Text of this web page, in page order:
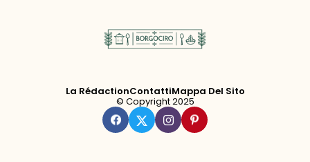
La RédactionContattiMappa Del Sito
© Copyright 2025